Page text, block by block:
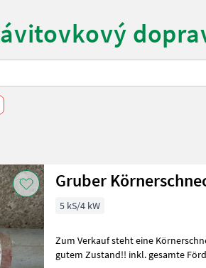
Gruber
5 kS/4 kW
Zum Verkauf steht eine
gutem Zustand!! inkl. gesamte Förderanlage mit Verteiler und Rohren